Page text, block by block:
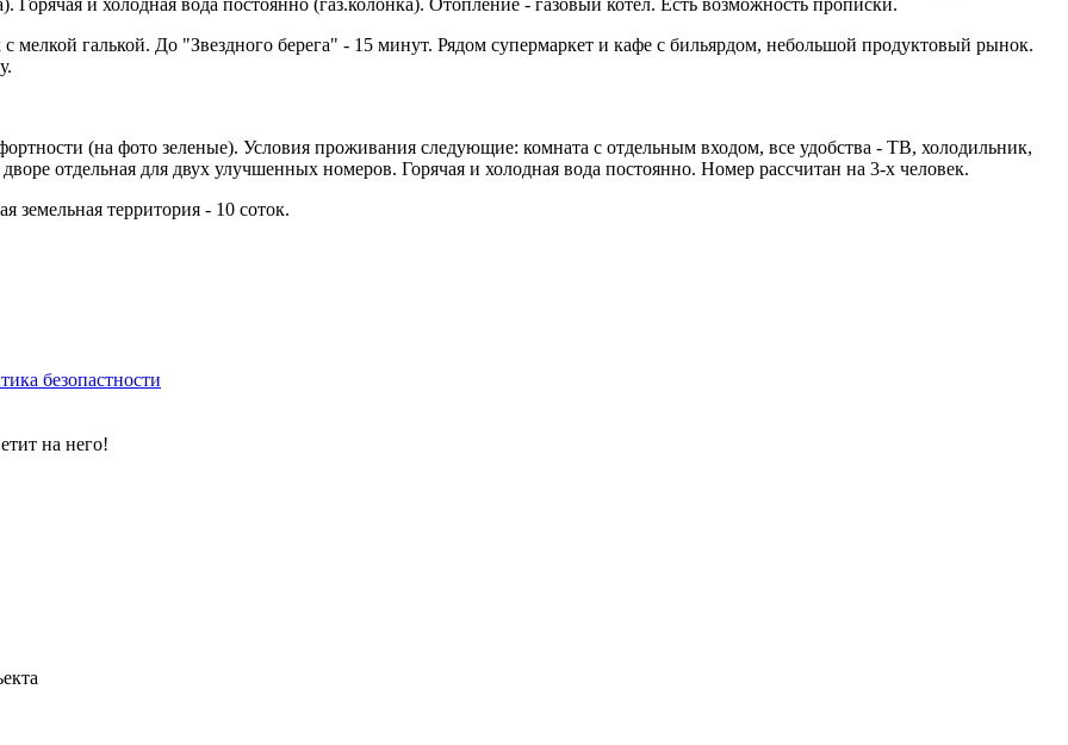
галькой. До "Звездного берега" - 15 минут. Рядом супермаркет и кафе с бильярдом, небольшой продуктовый рынок.
(на фото зеленые). Условия проживания следующие: комната с отдельным входом, все удобства - ТВ, холодильник,
отдельная для двух улучшенных номеров. Горячая и холодная вода постоянно. Номер рассчитан на 3-х человек.
земельная территория - 10 соток.
безопастности
на него!